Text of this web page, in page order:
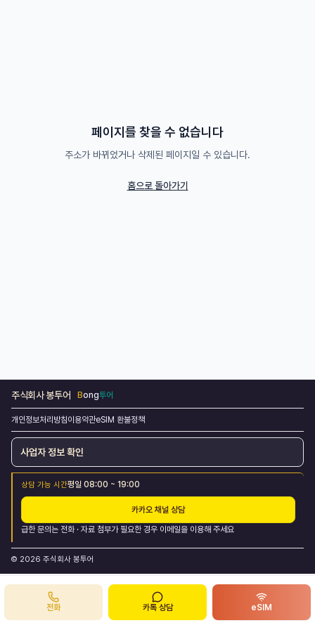
페이지를 찾을 수 없습니다
주소가 바뀌었거나 삭제된 페이지일 수 있습니다.
홈으로 돌아가기
주식회사 봉투어 Bong투어
개인정보처리방침이용약관eSIM 환불정책
사업자 정보 확인
상담 가능 시간평일 08:00 ~ 19:00
카카오 채널 상담
급한 문의는 전화· 자료 첨부가 필요한 경우 이메일을 이용해 주세요
© 2026 주식회사 봉투어
전화 카톡 상담 eSIM